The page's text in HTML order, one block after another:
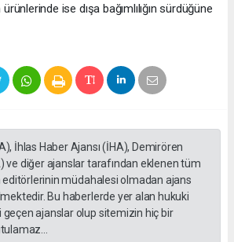
ise dışa bağımlılığın sürdüğüne
İhlas Haber Ajansı (İHA), Demirören
ve diğer ajanslar tarafından eklenen tüm
editörlerinin müdahalesi olmadan ajans
Bu haberlerde yer alan hukuki
ajanslar olup sitemizin hiç bir